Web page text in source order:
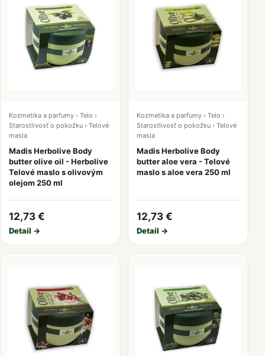
Kozmetika a parfumy › Telo ›
Starostlivosť o pokožku › Telové
masla
Madis Herbolive Body
butter olive oil - Herbolive
Telové maslo s olivovým
olejom 250 ml
12,73 €
Detail →
Kozmetika a parfumy › Telo ›
Starostlivosť o pokožku › Telové
masla
Madis Herbolive Body
butter aloe vera - Telové
maslo s aloe vera 250 ml
12,73 €
Detail →